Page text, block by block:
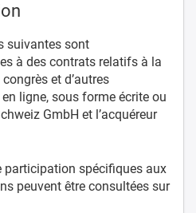
suivantes sont
à des contrats relatifs à la
et d’autres
ligne, sous forme écrite ou
GmbH et l’acquéreur
participation spécifiques aux
peuvent être consultées sur